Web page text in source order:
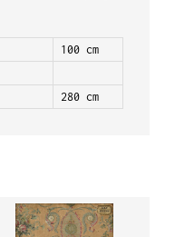
100 cm
280 cm